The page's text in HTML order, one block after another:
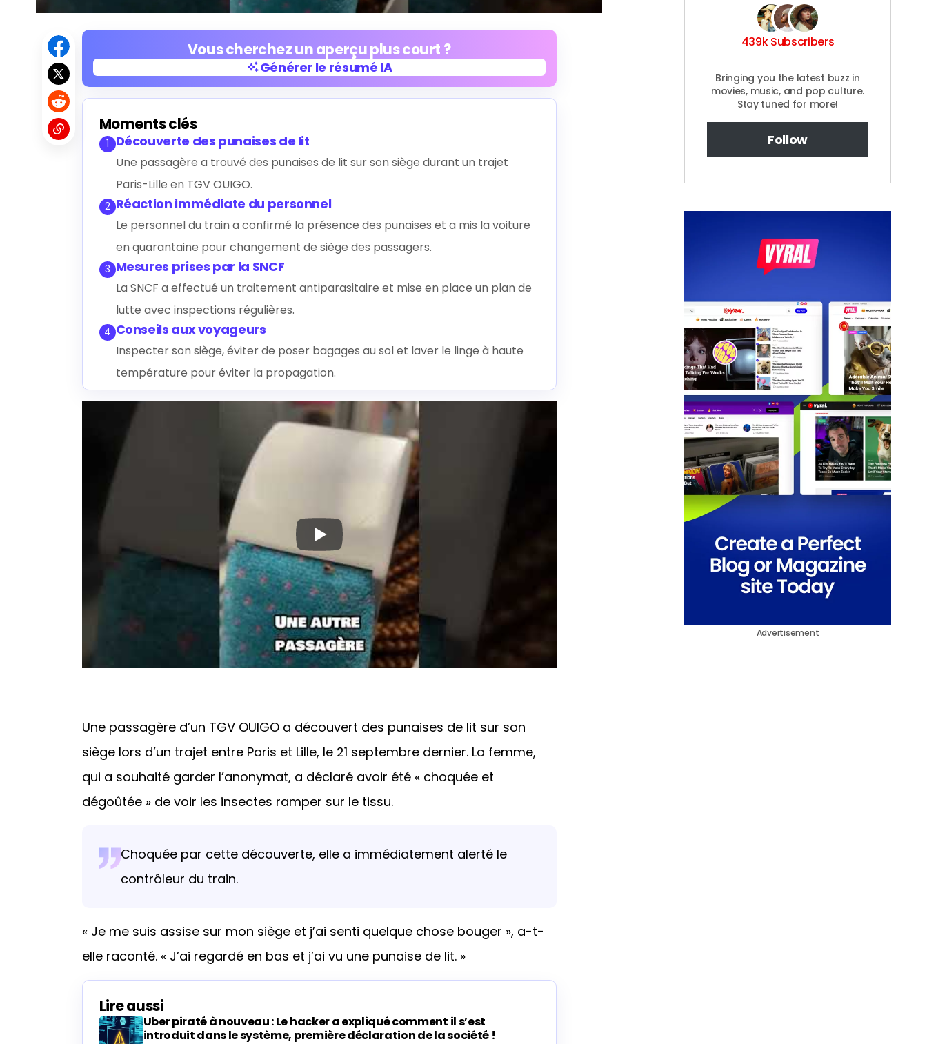
Vous cherchez un aperçu plus court ?
Générer le résumé IA
Moments clés
1 Découverte des punaises de lit
Une passagère a trouvé des punaises de lit sur son siège durant un trajet
Paris-Lille en TGV OUIGO.
2 Réaction immédiate du personnel
Le personnel du train a confirmé la présence des punaises et a mis la voiture
en quarantaine pour changement de siège des passagers.
3 Mesures prises par la SNCF
La SNCF a effectué un traitement antiparasitaire et mise en place un plan de
lutte avec inspections régulières.
4 Conseils aux voyageurs
Inspecter son siège, éviter de poser bagages au sol et laver le linge à haute
température pour éviter la propagation.
Une passagère d’un TGV OUIGO a découvert des punaises de lit sur son
siège lors d’un trajet entre Paris et Lille, le 21 septembre dernier. La femme,
qui a souhaité garder l’anonymat, a déclaré avoir été « choquée et
dégoûtée » de voir les insectes ramper sur le tissu.
Choquée par cette découverte, elle a immédiatement alerté le
contrôleur du train.
« Je me suis assise sur mon siège et j’ai senti quelque chose bouger », a-t-
elle raconté. « J’ai regardé en bas et j’ai vu une punaise de lit. »
Lire aussi
Uber piraté à nouveau : Le hacker a expliqué comment il s’est
introduit dans le système, première déclaration de la société !
439k Subscribers
Bringing you the latest buzz in
movies, music, and pop culture.
Stay tuned for more!
Follow
Advertisement